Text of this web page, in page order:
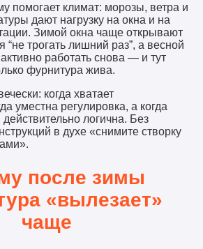
помогает климат: морозы, ветра и
дают нагрузку на окна и на
Зимой окна чаще открывают
трогать лишний раз”, а весной
работать снова — и тут
фурнитура жива.
когда хватает
уместна регулировка, а когда
логична. Без
в духе «снимите створку
после зимы
«вылезает»
чаще